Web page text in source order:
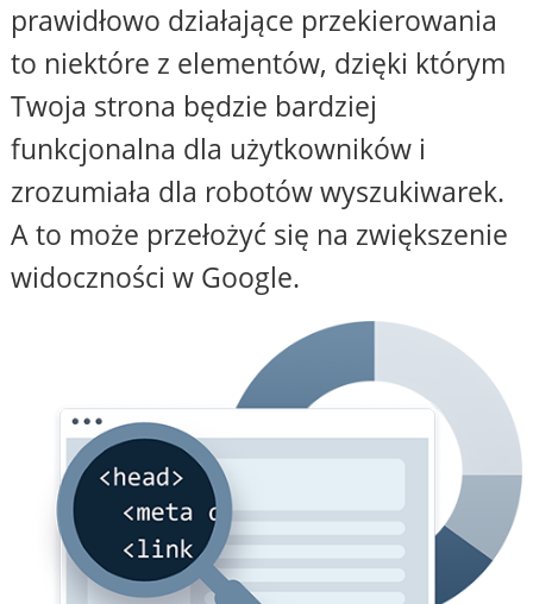
prawidłowo działające przekierowania
to niektóre z elementów, dzięki którym
Twoja strona będzie bardziej
funkcjonalna dla użytkowników i
zrozumiała dla robotów wyszukiwarek.
A to może przełożyć się na zwiększenie
widoczności w Google.